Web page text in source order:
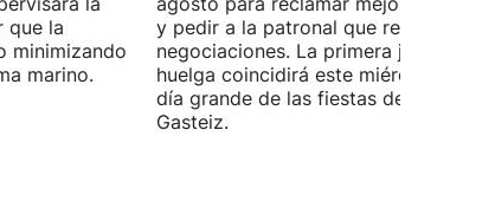
que la
minimizando
marino.
y pedir a la patronal que retome las
negociaciones. La primera jornada de
huelga coincidirá este miércoles con
día grande de las fiestas de Vitoria-
Gasteiz.